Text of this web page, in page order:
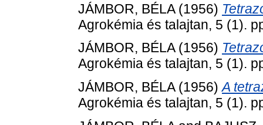
JÁMBOR, BÉLA(1956)
Agrokémia és talajtan, 5 (1).
JÁMBOR, BÉLA(1956)
Agrokémia és talajtan, 5 (1).
JÁMBOR, BÉLA(1956)A
Agrokémia és talajtan, 5 (1).